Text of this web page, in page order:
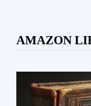
AMAZON